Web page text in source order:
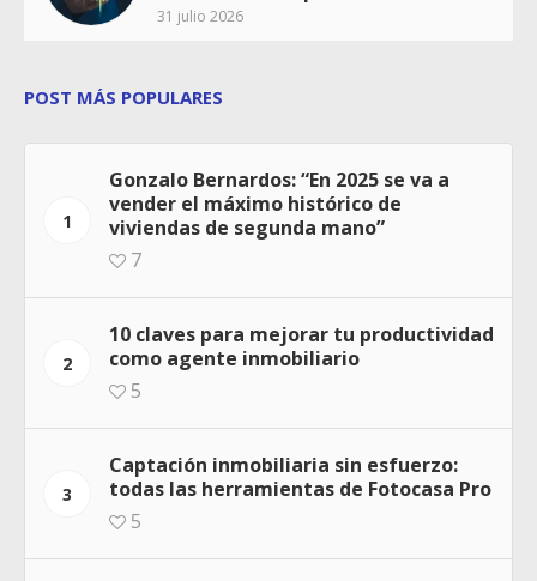
31 julio 2026
POST MÁS POPULARES
1
Gonzalo Bernardos: “En 2025 se va a
vender el máximo histórico de
viviendas de segunda mano”
7
2
10 claves para mejorar tu productividad
como agente inmobiliario
5
3
Captación inmobiliaria sin esfuerzo:
todas las herramientas de Fotocasa Pro
5